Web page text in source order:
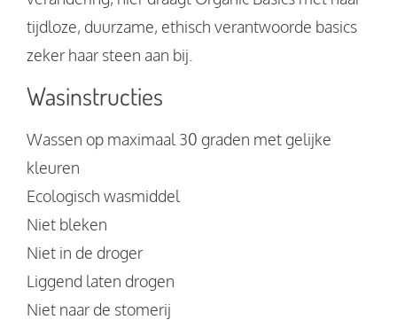
tijdloze, duurzame, ethisch verantwoorde basics
zeker haar steen aan bij.
Wasinstructies
Wassen op maximaal 30 graden met gelijke
kleuren
Ecologisch wasmiddel
Niet bleken
Niet in de droger
Liggend laten drogen
Niet naar de stomerij